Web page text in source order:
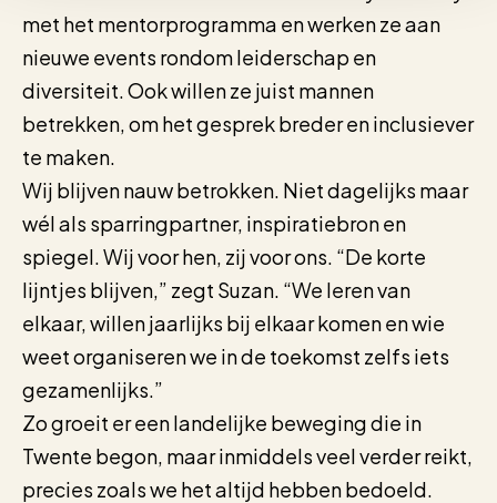
met het mentorprogramma en werken ze aan
nieuwe events rondom leiderschap en
diversiteit. Ook willen ze juist mannen
betrekken, om het gesprek breder en inclusiever
te maken.
Wij blijven nauw betrokken. Niet dagelijks maar
wél als sparringpartner, inspiratiebron en
spiegel. Wij voor hen, zij voor ons. “De korte
lijntjes blijven,” zegt Suzan. “We leren van
elkaar, willen jaarlijks bij elkaar komen en wie
weet organiseren we in de toekomst zelfs iets
gezamenlijks.”
Zo groeit er een landelijke beweging die in
Twente begon, maar inmiddels veel verder reikt,
precies zoals we het altijd hebben bedoeld.